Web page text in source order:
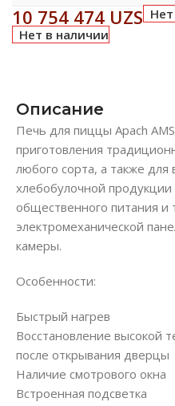
10 754 474 UZS
Нет в наличии
Описание
Печь для пиццы Apach
приготовления
любого сорта, а также для
хлебобулочной
общественного питания
электромеханической
камеры.
Особенности:
Быстрый нагрев
Восстановление высокой
после открывания дверцы
Наличие смотрового окна
Встроенная подсветка